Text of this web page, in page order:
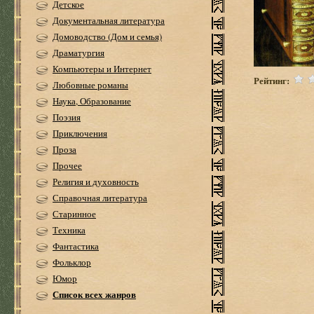
Детское
Документальная литература
Домоводство (Дом и семья)
Драматургия
Компьютеры и Интернет
Любовные романы
Наука, Образование
Поэзия
Приключения
Проза
Прочее
Религия и духовность
Справочная литература
Старинное
Техника
Фантастика
Фольклор
Юмор
Список всех жанров
Рейтинг: